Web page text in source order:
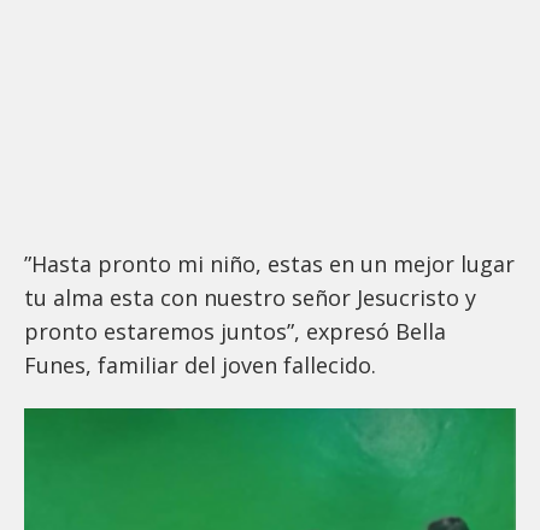
”Hasta pronto mi niño, estas en un mejor lugar
tu alma esta con nuestro señor Jesucristo y
pronto estaremos juntos”, expresó Bella
Funes, familiar del joven fallecido.